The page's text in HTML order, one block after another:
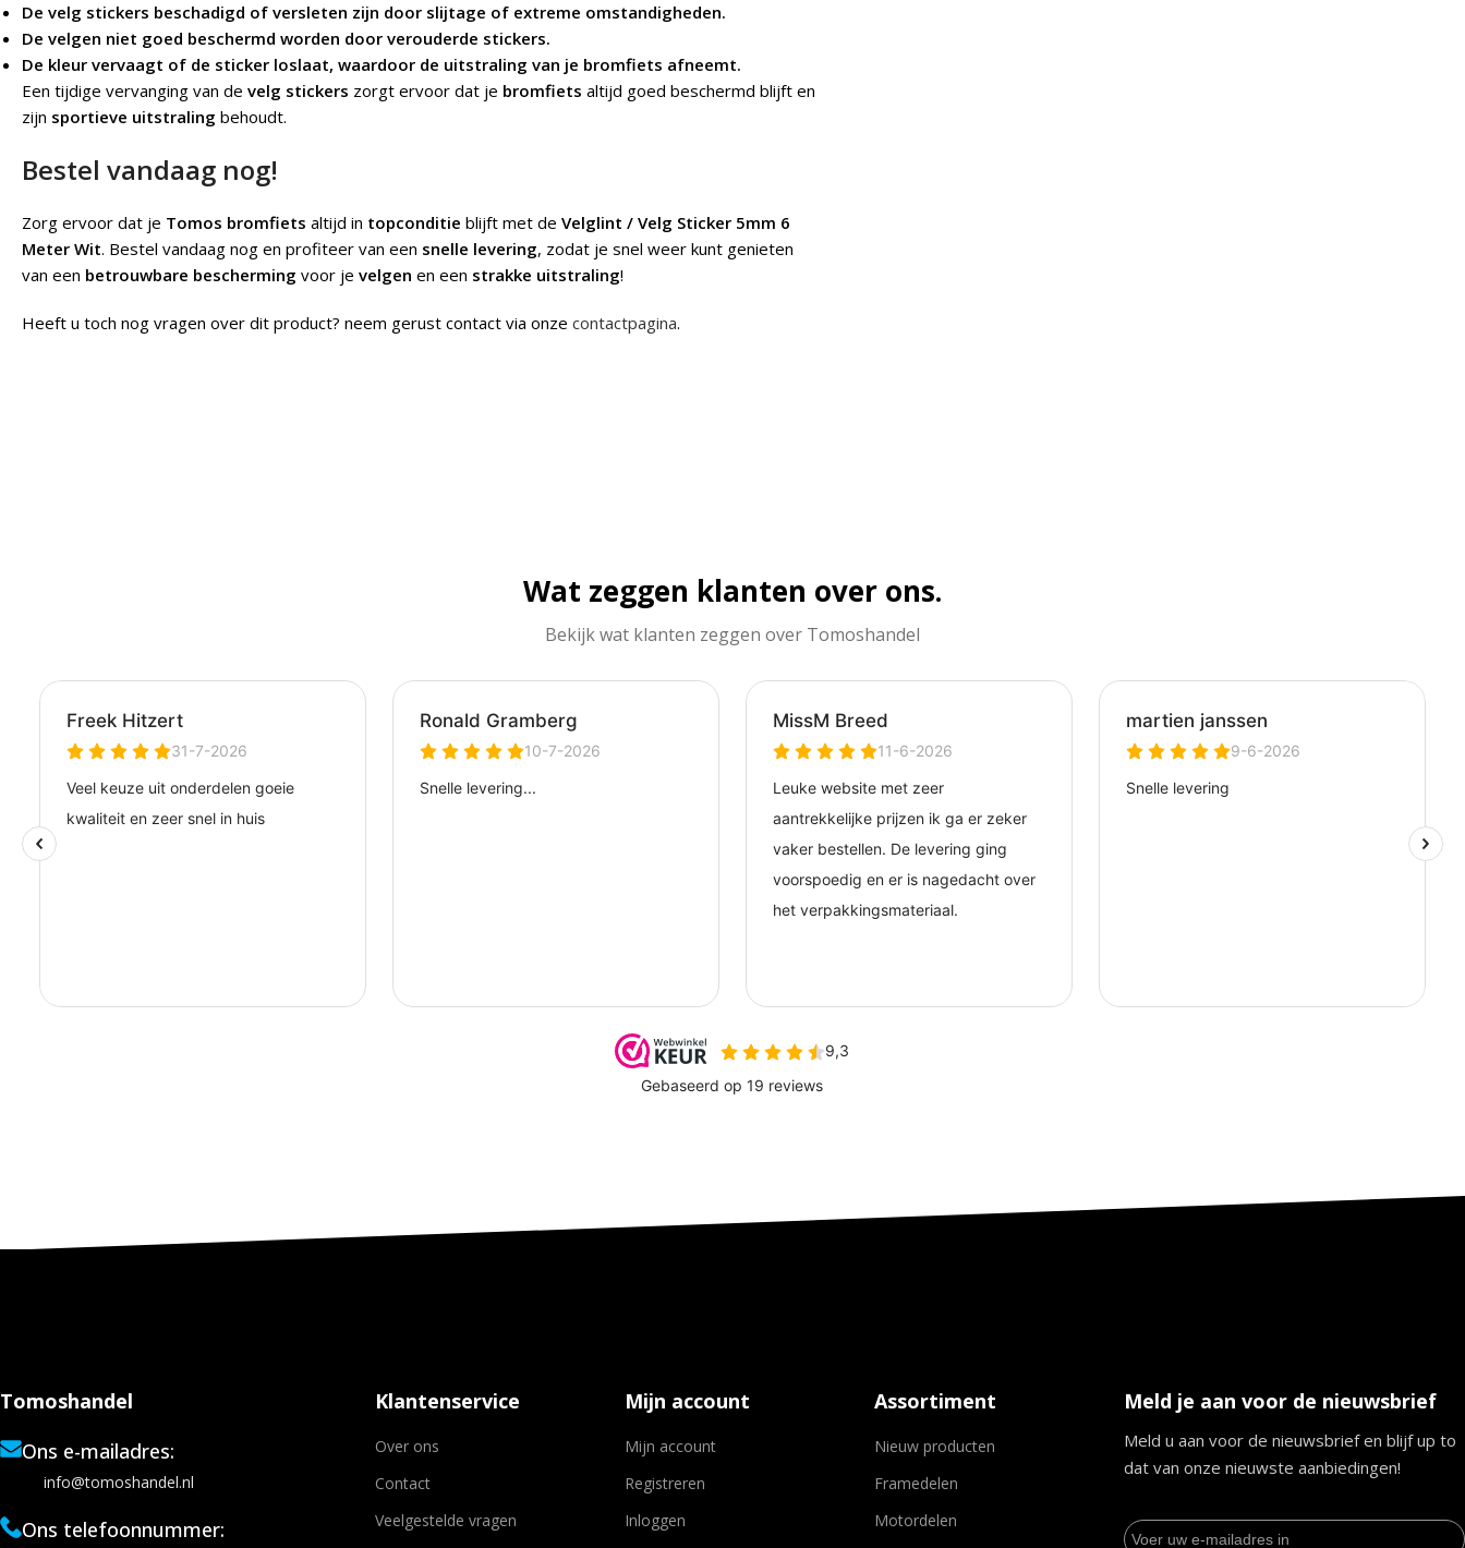
De velg stickers beschadigd of versleten zijn door slijtage of extreme omstandigheden.
De velgen niet goed beschermd worden door verouderde stickers.
De kleur vervaagt of de sticker loslaat, waardoor de uitstraling van je bromfiets afneemt.
Een tijdige vervanging van de velg stickers zorgt ervoor dat je bromfiets altijd goed beschermd blijft en
zijn sportieve uitstraling behoudt.
Bestel vandaag nog!
Zorg ervoor dat je Tomos bromfiets altijd in topconditie blijft met de Velglint / Velg Sticker 5mm 6
Meter Wit. Bestel vandaag nog en profiteer van een snelle levering, zodat je snel weer kunt genieten
van een betrouwbare bescherming voor je velgen en een strakke uitstraling!
Heeft u toch nog vragen over dit product? neem gerust contact via onze contactpagina.
Wat zeggen klanten over ons.
Bekijk wat klanten zeggen over Tomoshandel
Tomoshandel
Ons e-mailadres:
info@tomoshandel.nl
Ons telefoonnummer:
Klantenservice
Over ons
Contact
Veelgestelde vragen
Mijn account
Mijn account
Registreren
Inloggen
Assortiment
Nieuw producten
Framedelen
Motordelen
Meld je aan voor de nieuwsbrief
Meld u aan voor de nieuwsbrief en blijf up to
dat van onze nieuwste aanbiedingen!